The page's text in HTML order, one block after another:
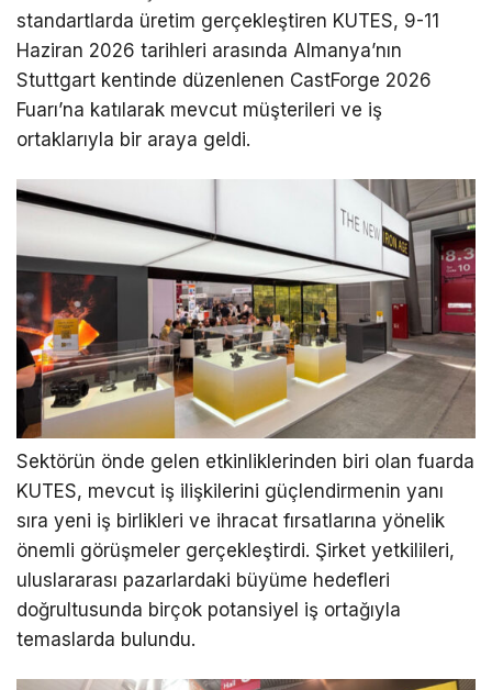
standartlarda üretim gerçekleştiren KUTES, 9-11
Haziran 2026 tarihleri arasında Almanya’nın
Stuttgart kentinde düzenlenen CastForge 2026
Fuarı’na katılarak mevcut müşterileri ve iş
ortaklarıyla bir araya geldi.
Sektörün önde gelen etkinliklerinden biri olan fuarda
KUTES, mevcut iş ilişkilerini güçlendirmenin yanı
sıra yeni iş birlikleri ve ihracat fırsatlarına yönelik
önemli görüşmeler gerçekleştirdi. Şirket yetkilileri,
uluslararası pazarlardaki büyüme hedefleri
doğrultusunda birçok potansiyel iş ortağıyla
temaslarda bulundu.